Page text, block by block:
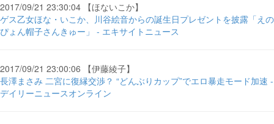
2017/09/21 23:30:04 【ほないこか】
ゲス乙女ほな・いこか、川谷絵音からの誕生日プレゼントを披露「えの
ぴょん帽子さんきゅー」 - エキサイトニュース
2017/09/21 23:00:06 【伊藤綾子】
長澤まさみ 二宮に復縁交渉？ “どんぶりカップ”でエロ暴走モード加速 -
デイリーニュースオンライン